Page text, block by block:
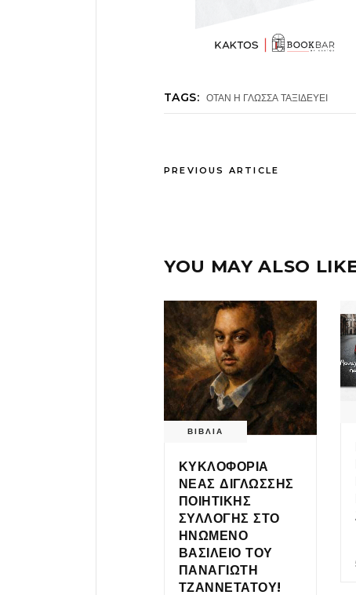
TAGS: ΟΤΑΝ Η ΓΛΩΣΣΑ ΤΑΞΙΔΕΥΕΙ
PREVIOUS ARTICLE
YOU MAY ALSO
ΒΙΒΛΙΑ
ΚΥΚΛΟΦΟΡΙΑ
ΝΕΑΣ ΔΙΓΛΩΣΣΗΣ
ΠΟΙΗΤΙΚΗΣ
ΣΥΛΛΟΓΗΣ ΣΤΟ
ΗΝΩΜΕΝΟ
ΒΑΣΙΛΕΙΟ ΤΟΥ
ΠΑΝΑΓΙΩΤΗ
ΤΖΑΝΝΕΤΑΤΟΥ!